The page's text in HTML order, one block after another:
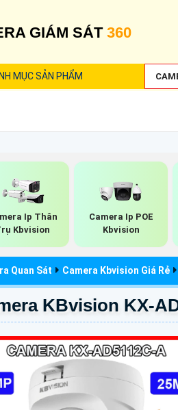
GIÁM SÁT 360
MỤCSẢN PHẨM
Ip Thân
Kbvision
Camera Ip POE
Kbvision
Quan Sát Camera Kbvision Giá Rẻ
KBvision KX-